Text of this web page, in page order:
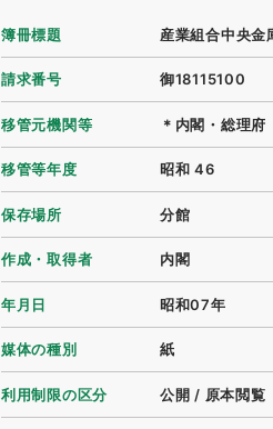
簿冊標題 産業組合中央金
請求番号 御18115100
移管元機関等 ＊内閣・総理府
移管等年度 昭和 46
保存場所 分館
作成・取得者 内閣
年月日 昭和07年
媒体の種別 紙
利用制限の区分 公開 / 原本閲覧